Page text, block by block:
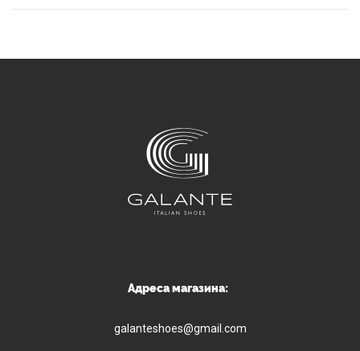
Адреса магазина:
galanteshoes@gmail.com